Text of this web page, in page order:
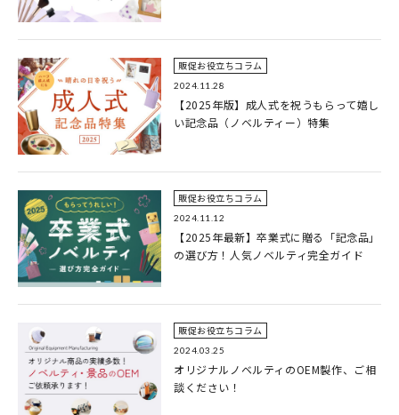
2024.11.28
販促お役立ちコラム
【2025年版】成人式を祝うもらって嬉し
い記念品（ノベルティー）特集
2024.11.12
販促お役立ちコラム
【2025年最新】卒業式に贈る「記念品」
の選び方！人気ノベルティ完全ガイド
2024.03.25
販促お役立ちコラム
オリジナルノベルティのOEM製作、ご相
談ください！